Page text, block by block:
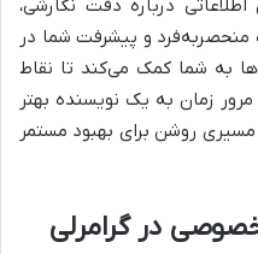
درباره دقت نگارشی،
منحصربه‌فرد و پیشرفت شما در
به شما کمک می‌کند تا نقاط
زمان به یک نویسنده بهتر
مسیری روشن برای بهبود مستمر
در گرامرلی